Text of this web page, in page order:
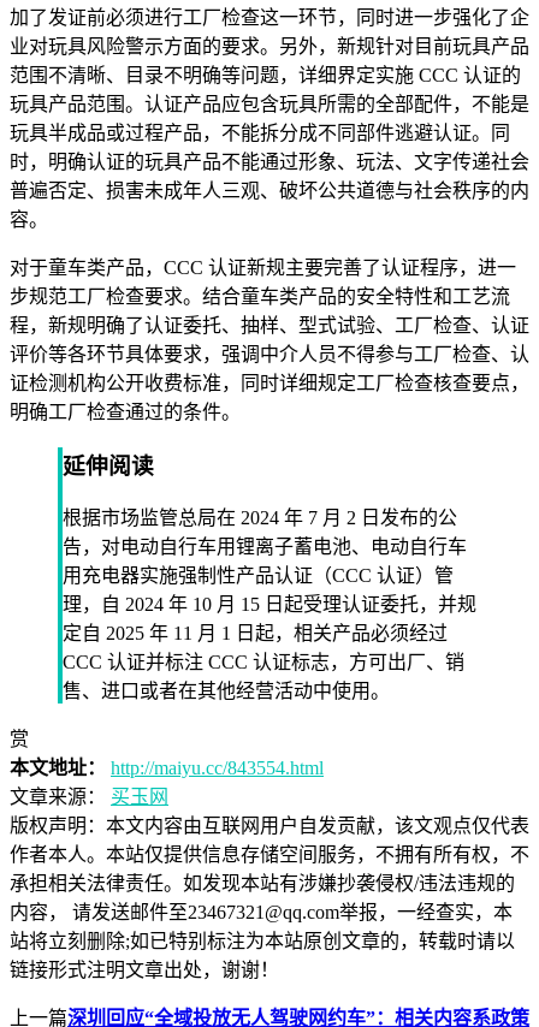
加了发证前必须进行工厂检查这一环节，同时进一步强化了企
业对玩具风险警示方面的要求。另外，新规针对目前玩具产品
范围不清晰、目录不明确等问题，详细界定实施 CCC 认证的
玩具产品范围。认证产品应包含玩具所需的全部配件，不能是
玩具半成品或过程产品，不能拆分成不同部件逃避认证。同
时，明确认证的玩具产品不能通过形象、玩法、文字传递社会
普遍否定、损害未成年人三观、破坏公共道德与社会秩序的内
容。
对于童车类产品，CCC 认证新规主要完善了认证程序，进一
步规范工厂检查要求。结合童车类产品的安全特性和工艺流
程，新规明确了认证委托、抽样、型式试验、工厂检查、认证
评价等各环节具体要求，强调中介人员不得参与工厂检查、认
证检测机构公开收费标准，同时详细规定工厂检查核查要点，
明确工厂检查通过的条件。
延伸阅读
根据市场监管总局在 2024 年 7 月 2 日发布的公
告，对电动自行车用锂离子蓄电池、电动自行车
用充电器实施强制性产品认证（CCC 认证）管
理，自 2024 年 10 月 15 日起受理认证委托，并规
定自 2025 年 11 月 1 日起，相关产品必须经过
CCC 认证并标注 CCC 认证标志，方可出厂、销
售、进口或者在其他经营活动中使用。
赏
本文地址：
http://maiyu.cc/843554.html
文章来源：
买玉网
版权声明： 本文内容由互联网用户自发贡献，该文观点仅代表
作者本人。本站仅提供信息存储空间服务，不拥有所有权，不
承担相关法律责任。如发现本站有涉嫌抄袭侵权/违法违规的
内容， 请发送邮件至23467321@qq.com举报，一经查实，本
站将立刻删除;如已特别标注为本站原创文章的，转载时请以
链接形式注明文章出处，谢谢！
上一篇深圳回应“全域投放无人驾驶网约车”：相关内容系政策